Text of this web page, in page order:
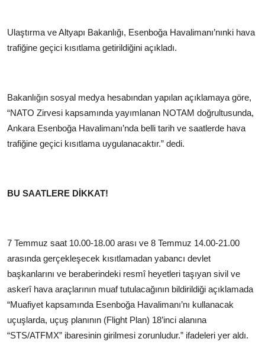
Ulaştırma ve Altyapı Bakanlığı, Esenboğa Havalimanı’nınki hava
trafiğine geçici kısıtlama getirildiğini açıkladı.
Bakanlığın sosyal medya hesabından yapılan açıklamaya göre,
“NATO Zirvesi kapsamında yayımlanan NOTAM doğrultusunda,
Ankara Esenboğa Havalimanı’nda belli tarih ve saatlerde hava
trafiğine geçici kısıtlama uygulanacaktır.” dedi.
BU SAATLERE DİKKAT!
7 Temmuz saat 10.00-18.00 arası ve 8 Temmuz 14.00-21.00
arasında gerçekleşecek kısıtlamadan yabancı devlet
başkanlarını ve beraberindeki resmî heyetleri taşıyan sivil ve
askerî hava araçlarının muaf tutulacağının bildirildiği açıklamada
“Muafiyet kapsamında Esenboğa Havalimanı’nı kullanacak
uçuşlarda, uçuş planının (Flight Plan) 18’inci alanına
“STS/ATFMX” ibaresinin girilmesi zorunludur.” ifadeleri yer aldı.